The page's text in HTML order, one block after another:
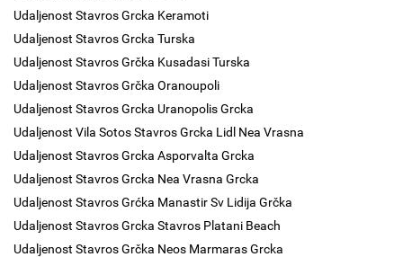
Udaljenost Stavros Grcka Keramoti
Udaljenost Stavros Grcka Turska
Udaljenost Stavros Grčka Kusadasi Turska
Udaljenost Stavros Grčka Oranoupoli
Udaljenost Stavros Grcka Uranopolis Grcka
Udaljenost Vila Sotos Stavros Grcka Lidl Nea Vrasna
Udaljenost Stavros Grcka Asporvalta Grcka
Udaljenost Stavros Grcka Nea Vrasna Grcka
Udaljenost Stavros Grćka Manastir Sv Lidija Grčka
Udaljenost Stavros Grcka Stavros Platani Beach
Udaljenost Stavros Grčka Neos Marmaras Grcka